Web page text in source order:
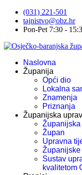
(031) 221-501
tajnistvo@obz.hr
Pon-Pet 7:30 -
Naslovna
Županija
Opći dio
Lokalna
Znamenja
Priznanja
Županijska
Županijska
Župan
Upravna
Sustav
kvalitetom